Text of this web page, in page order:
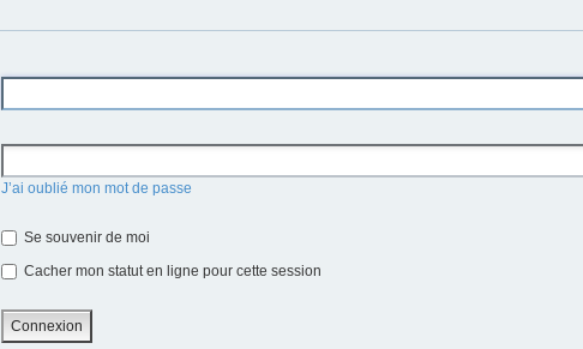
J’ai oublié mon mot de passe
Se souvenir de moi
Cacher mon statut en ligne pour cette session